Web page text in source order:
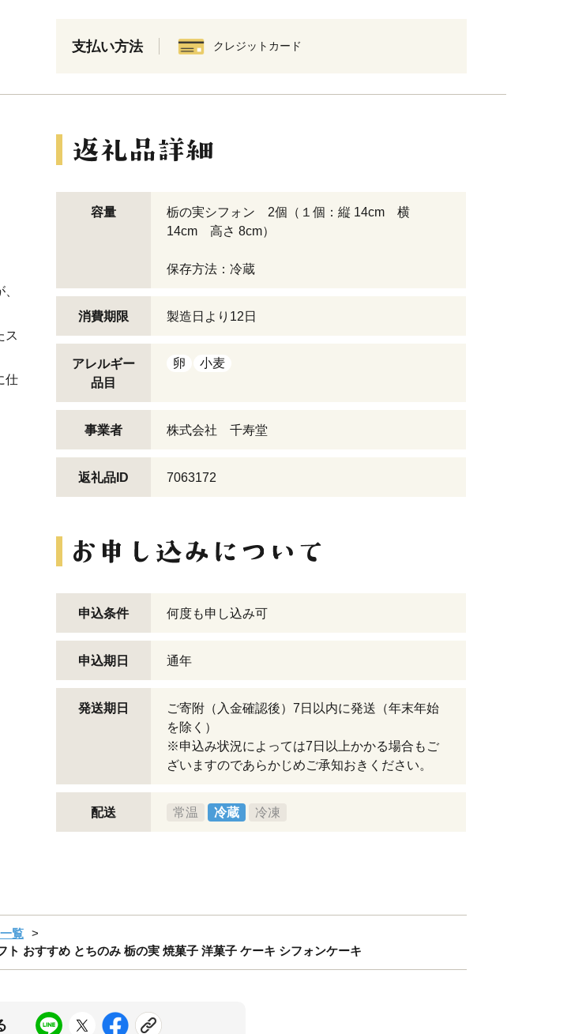
支払い方法 クレジットカード
ス
仕
容量
栃の実シフォン 2個（１個：縦 14cm 横
14cm 高さ 8cm）
保存方法：冷蔵
消費期限 製造日より12日
アレルギー
品目
卵 小麦
事業者 株式会社 千寿堂
返礼品ID 7063172
申込条件 何度も申し込み可
申込期日 通年
発送期日
ご寄附（入金確認後）7日以内に発送（年末年始
を除く）
※申込み状況によっては7日以上かかる場合もご
ざいますのであらかじめご承知おきください。
配送 常温 冷蔵 冷凍
覧
おすすめ とちのみ 栃の実 焼菓子 洋菓子 ケーキ シフォンケーキ